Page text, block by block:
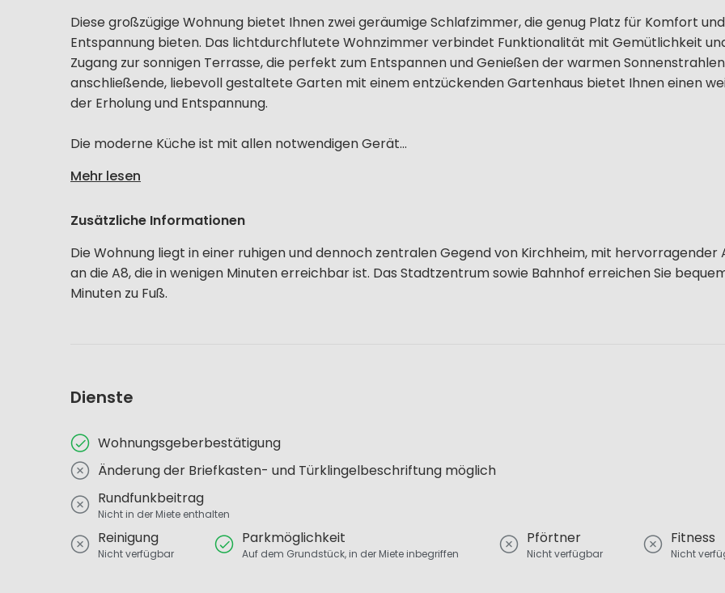
Diese großzügige Wohnung bietet Ihnen zwei geräumige Schlafzimmer, die genug Platz für Komfort und
Entspannung bieten. Das lichtdurchflutete Wohnzimmer verbindet Funktionalität mit Gemütlichkeit
Zugang zur sonnigen Terrasse, die perfekt zum Entspannen und Genießen der warmen
anschließende, liebevoll gestaltete Garten mit einem entzückenden Gartenhaus bietet Ihnen einen
der Erholung und Entspannung.
Die moderne Küche ist mit allen notwendigen Gerät...
Mehr lesen
Zusätzliche Informationen
Die Wohnung liegt in einer ruhigen und dennoch zentralen Gegend von Kirchheim, mit hervorragender
an die A8, die in wenigen Minuten erreichbar ist. Das Stadtzentrum sowie Bahnhof erreichen Sie
Minuten zu Fuß.
Dienste
Wohnungsgeberbestätigung
Änderung der Briefkasten- und Türklingelbeschriftung möglich
Rundfunkbeitrag
Nicht in der Miete enthalten
Reinigung
Nicht verfügbar
Parkmöglichkeit
Auf dem Grundstück, in der Miete inbegriffen
Pförtner
Nicht verfügbar
Fitness
Nicht